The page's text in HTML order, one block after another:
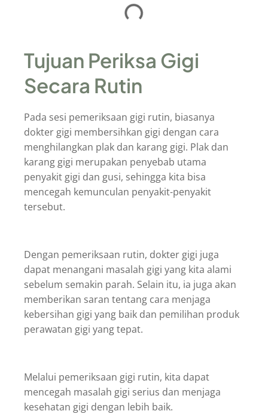
Tujuan Periksa Gigi
Secara Rutin
Pada sesi pemeriksaan gigi rutin, biasanya
dokter gigi membersihkan gigi dengan cara
menghilangkan plak dan karang gigi. Plak dan
karang gigi merupakan penyebab utama
penyakit gigi dan gusi, sehingga kita bisa
mencegah kemunculan penyakit-penyakit
tersebut.
Dengan pemeriksaan rutin, dokter gigi juga
dapat menangani masalah gigi yang kita alami
sebelum semakin parah. Selain itu, ia juga akan
memberikan saran tentang cara menjaga
kebersihan gigi yang baik dan pemilihan produk
perawatan gigi yang tepat.
Melalui pemeriksaan gigi rutin, kita dapat
mencegah masalah gigi serius dan menjaga
kesehatan gigi dengan lebih baik.